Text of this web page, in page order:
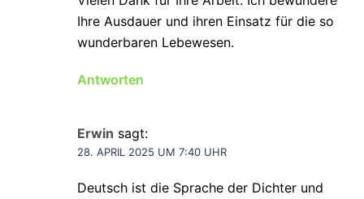
Ihre Ausdauer und ihren Einsatz für die so
wunderbaren Lebewesen.
Antworten
Erwin sagt:
28. APRIL 2025 UM 7:40 UHR
Deutsch ist die Sprache der Dichter und